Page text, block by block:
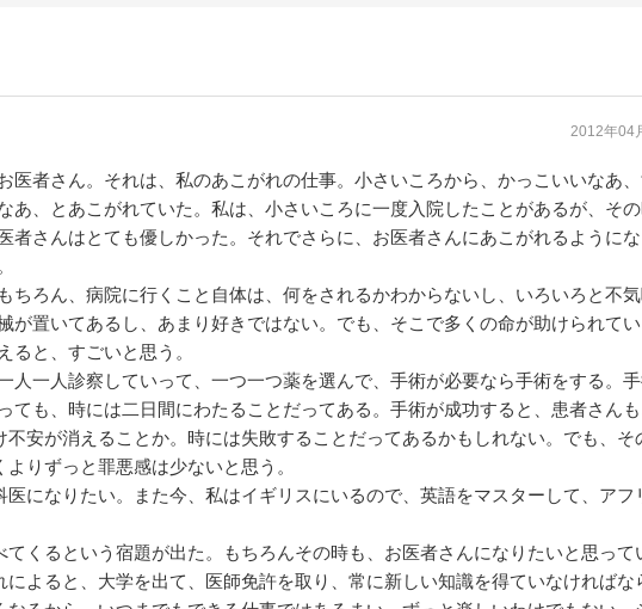
2012年04
医者さん。それは、私のあこがれの仕事。小さいころから、かっこいいなあ
あ、とあこがれていた。私は、小さいころに一度入院したことがあるが、そ
者さんはとても優しかった。それでさらに、お医者さんにあこがれるようにな
ちろん、病院に行くこと自体は、何をされるかわからないし、いろいろと不
が置いてあるし、あまり好きではない。でも、そこで多くの命が助けられてい
ると、すごいと思う。
人一人診察していって、一つ一つ薬を選んで、手術が必要なら手術をする。手
ても、時には二日間にわたることだってある。手術が成功すると、患者さん
安が消えることか。時には失敗することだってあるかもしれない。でも、そ
りずっと罪悪感は少ないと思う。
になりたい。また今、私はイギリスにいるので、英語をマスターして、アフ
くるという宿題が出た。もちろんその時も、お医者さんになりたいと思って
よると、大学を出て、医師免許を取り、常に新しい知識を得ていなければな